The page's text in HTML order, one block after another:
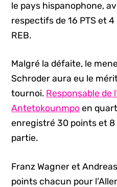
le pays hispanophone,
respectifs de 16 PTS et 4
REB.
Malgré la défaite, le
Schroder aura eu le
tournoi. Responsable de
Antetokounmpo en
enregistré 30 points et 8
partie.
Franz Wagner et
points chacun pour